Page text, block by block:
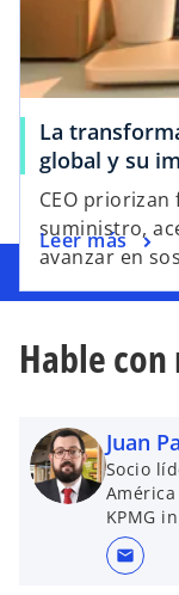
La
global y su
CEO
suministro,
avanzar en
Leer más
Hable
Juan
Socio
KPMG
mail